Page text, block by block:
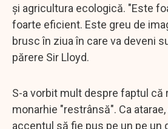
și agricultura ecologică. "Este
foarte eficient. Este greu de
brusc în ziua în care va deveni
părere Sir Lloyd.
S-a vorbit mult despre faptul că
monarhie "restrânsă". Ca
accentul să fie pus pe un pe un